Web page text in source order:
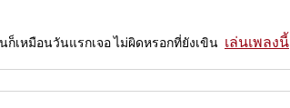
เหมือนวันแรกเจอ ไม่ผิดหรอกที่ยังเขิน เล่นเพลงนี้